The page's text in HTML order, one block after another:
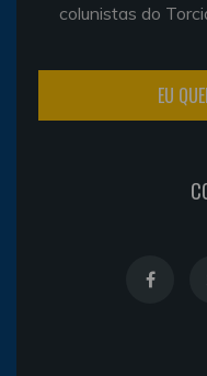
colunistas do
EU